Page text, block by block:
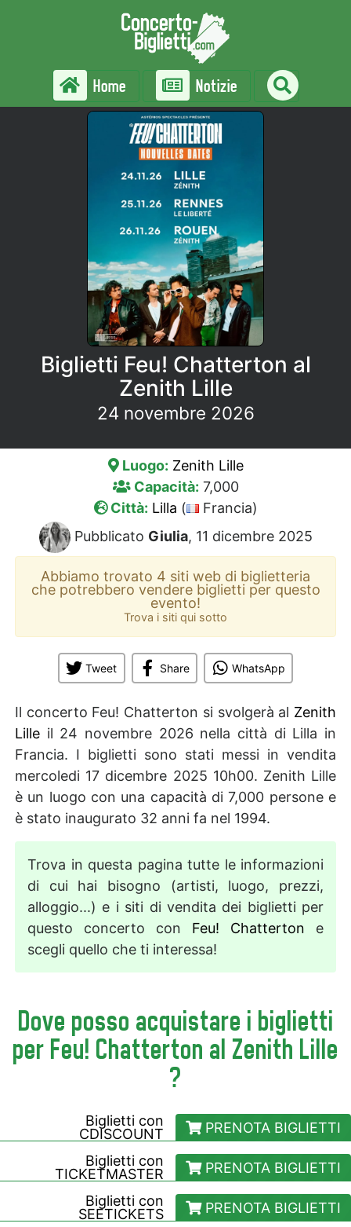
Home Notizie
Biglietti Feu! Chatterton al
Zenith Lille
24 novembre 2026
Luogo: Zenith Lille
Capacità: 7,000
Città: Lilla (
Francia)
Pubblicato Giulia, 11 dicembre 2025
Abbiamo trovato 4 siti web di biglietteria
che potrebbero vendere biglietti per questo
evento!
Trova i siti qui sotto
Tweet Share WhatsApp
Il concerto Feu! Chatterton si svolgerà al Zenith
Lille il 24 novembre 2026 nella città di Lilla in
Francia. I biglietti sono stati messi in vendita
mercoledi 17 dicembre 2025 10h00. Zenith Lille
è un luogo con una capacità di 7,000 persone e
è stato inaugurato 32 anni fa nel 1994.
Trova in questa pagina tutte le informazioni
di cui hai bisogno (artisti, luogo, prezzi,
alloggio...) e i siti di vendita dei biglietti per
questo concerto con Feu! Chatterton e
scegli quello che ti interessa!
Dove posso acquistare i biglietti
per Feu! Chatterton al Zenith Lille
?
Biglietti con
CDISCOUNT
PRENOTA BIGLIETTI
Biglietti con
TICKETMASTER
PRENOTA BIGLIETTI
Biglietti con
SEETICKETS
PRENOTA BIGLIETTI